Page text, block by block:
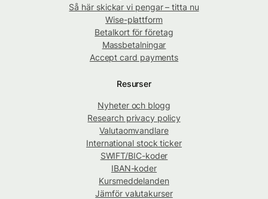
Så här skickar vi pengar – titta nu
Wise-plattform
Betalkort för företag
Massbetalningar
Accept card payments
Resurser
Nyheter och blogg
Research privacy policy
Valutaomvandlare
International stock ticker
SWIFT/BIC-koder
IBAN-koder
Kursmeddelanden
Jämför valutakurser